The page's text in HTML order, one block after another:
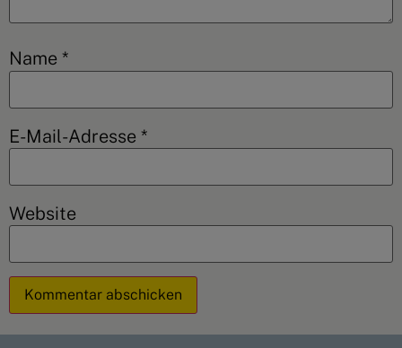
Name *
E-Mail-Adresse *
Website
Alternative: